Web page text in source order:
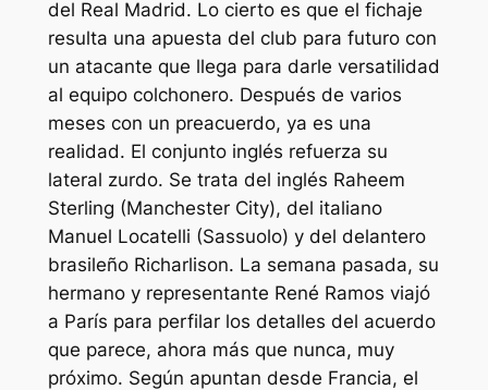
del Real Madrid. Lo cierto es que el fichaje
resulta una apuesta del club para futuro con
un atacante que llega para darle versatilidad
al equipo colchonero. Después de varios
meses con un preacuerdo, ya es una
realidad. El conjunto inglés refuerza su
lateral zurdo. Se trata del inglés Raheem
Sterling (Manchester City), del italiano
Manuel Locatelli (Sassuolo) y del delantero
brasileño Richarlison. La semana pasada, su
hermano y representante René Ramos viajó
a París para perfilar los detalles del acuerdo
que parece, ahora más que nunca, muy
próximo. Según apuntan desde Francia, el